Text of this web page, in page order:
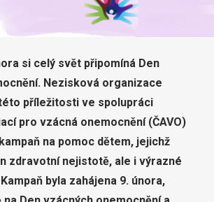
si celý svět připomíná Den
Nezisková organizace
příležitosti ve spolupráci
pro vzácná onemocnění (ČAVO)
na pomoc dětem, jejichž
zdravotní nejistotě, ale i výrazné
byla zahájena 9. února,